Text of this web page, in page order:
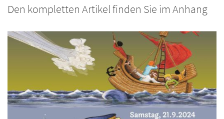
Den kompletten Artikel finden Sie im Anhang